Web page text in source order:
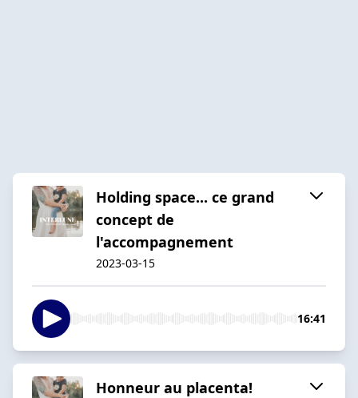
Holding space... ce grand
concept de
l'accompagnement
2023-03-15
16:41
Honneur au placenta!